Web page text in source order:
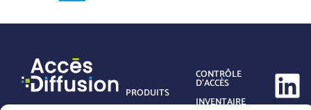
PRODUITS
CONTRÔLE
D’ACCÈS
INVENTAIRE